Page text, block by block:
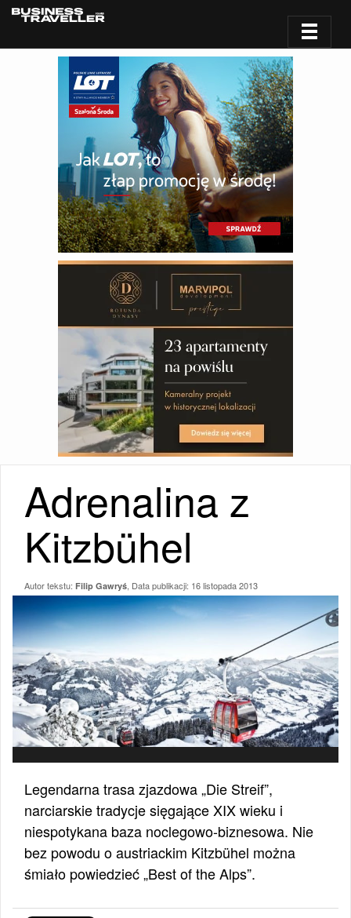
Adrenalina z
Kitzbühel
Autor tekstu: Filip Gawryś , Data publikacji: 16 listopada 2013
Legendarna trasa zjazdowa „Die Streif”,
narciarskie tradycje sięgające XIX wieku i
niespotykana baza noclegowo-biznesowa. Nie
bez powodu o austriackim Kitzbühel można
śmiało powiedzieć „Best of the Alps”.